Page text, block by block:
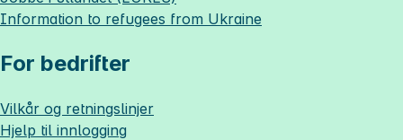
Information to refugees from Ukraine
For bedrifter
Vilkår og retningslinjer
Hjelp til innlogging